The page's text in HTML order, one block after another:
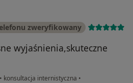
zweryfikowany
wyjaśnienia,skuteczne
• konsultacja internistyczna •